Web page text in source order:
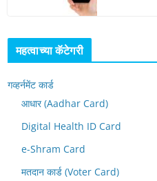
महत्वाच्या कॅटेगरी
गव्हर्नमेंट कार्ड
आधार (Aadhar Card)
Digital Health ID Card
e-Shram Card
मतदान कार्ड (Voter Card)